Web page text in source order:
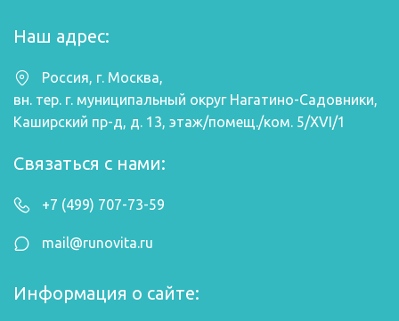
Наш адрес:
Россия, г. Москва,
вн. тер. г. муниципальный округ Нагатино-Садовники,
Каширский пр-д, д. 13, этаж/помещ./ком. 5/XVI/1
Связаться с нами:
+7 (499) 707-73-59
mail@runovita.ru
Информация о сайте: